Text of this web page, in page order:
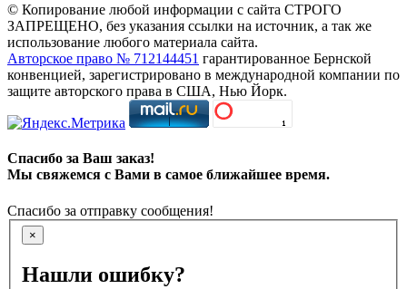
© Копирование любой информации с сайта СТРОГО
ЗАПРЕЩЕНО, без указания ссылки на источник, а так же
использование любого материала сайта.
Авторское право № 712144451 гарантированное Бернской
конвенцией, зарегистрировано в международной компании по
защите авторского права в США, Нью Йорк.
Спасибо за Ваш заказ!
Мы свяжемся с Вами в самое ближайшее время.
Спасибо за отправку сообщения!
×
Нашли ошибку?